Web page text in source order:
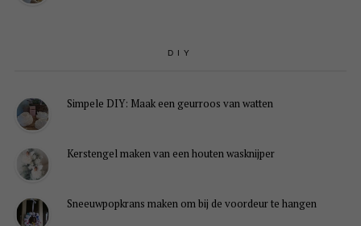
DIY
Simpele DIY: Maak een geurroos van watten
Kerstengel maken van een houten wasknijper
Sneeuwpopkrans maken om bij de voordeur te hangen